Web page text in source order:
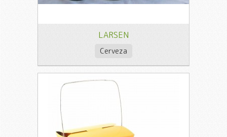
LARSEN
Cerveza